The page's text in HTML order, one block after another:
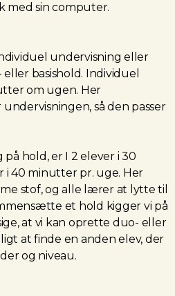
med sin computer.
undervisning eller
basishold. Individuel
om ugen. Her
så den passer
hold, er I 2 elever i 30
i 40 minutter pr. uge. Her
stof, og alle lærer at lytte til
et hold kigger vi på
at vi kan oprette duo- eller
at finde en anden elev, der
og niveau.